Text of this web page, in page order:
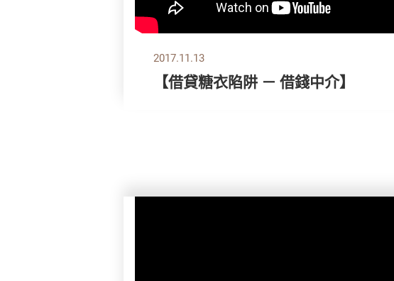
2017.11.13
【借貸糖衣陷阱 － 借錢中介】